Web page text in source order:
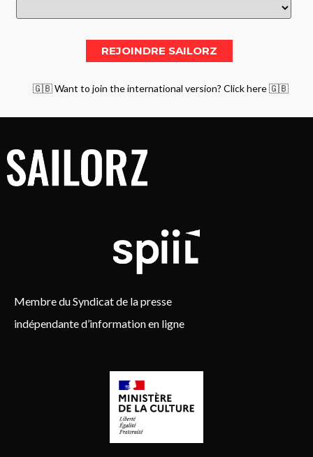
🇬🇧 Want to join the international version? Click here 🇬🇧
Membre du Syndicat de la presse
indépendante d’information en ligne